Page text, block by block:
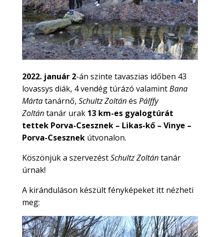
2022. január 2-án szinte tavaszias időben 43
lovassys diák, 4 vendég túrázó valamintBana
Mártatanárnő, Schultz Zoltánés Pálffy
Zoltántanár urak 13 km-es gyalogtúrát
tettek Porva-Csesznek – Likas-kő – Vinye –
Porva-Csesznekútvonalon.
Köszönjük a szervezéstSchultz Zoltántanár
úrnak!
A kiránduláson készült fényképeket itt nézheti
meg: